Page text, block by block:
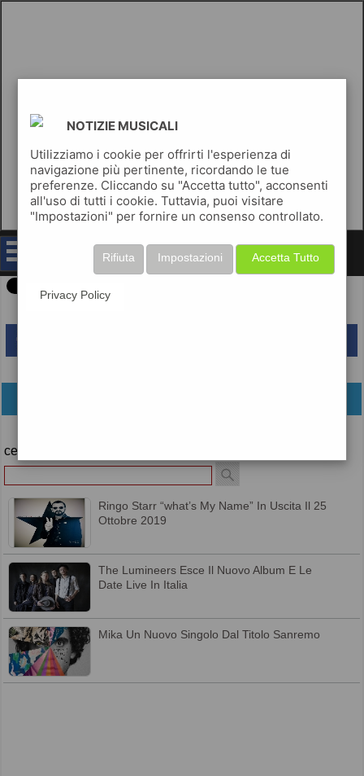
notizie musicali
cerca
Ringo Starr “what’s My Name” In Uscita Il 25
Ottobre 2019
The Lumineers Esce Il Nuovo Album E Le
Date Live In Italia
Mika Un Nuovo Singolo Dal Titolo Sanremo
NOTIZIE MUSICALI
Utilizziamo i cookie per offrirti l'esperienza di
navigazione più pertinente, ricordando le tue
preferenze. Cliccando su "Accetta tutto", acconsenti
all'uso di tutti i cookie. Tuttavia, puoi visitare
"Impostazioni" per fornire un consenso controllato.
Accetta Tutto
Impostazioni
Rifiuta
Privacy Policy